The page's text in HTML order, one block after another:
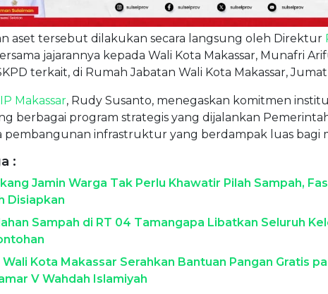
aset tersebut dilakukan secara langsung oleh Direktur
jajarannya kepada Wali Kota Makassar, Munafri
terkait, di Rumah Jabatan Wali Kota Makassar, Jumat
Makassar, Rudy Susanto, menegaskan komitmen
berbagai program strategis yang dijalankan
pembangunan infrastruktur yang berdampak luas bagi
:
Jamin Warga Tak Perlu Khawatir Pilah Sampah,
Disiapkan
Sampah di RT 04 Tamangapa Libatkan Seluruh
Kota Makassar Serahkan Bantuan Pangan Gratis
V Wahdah Islamiyah